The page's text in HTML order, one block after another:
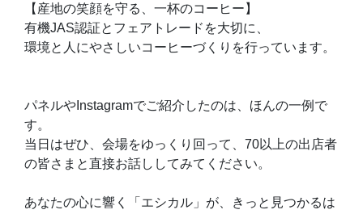
【産地の笑顔を守る、一杯のコーヒー】
有機JAS認証とフェアトレードを大切に、
環境と人にやさしいコーヒーづくりを行っています。
パネルやInstagramでご紹介したのは、ほんの一例で
す。
当日はぜひ、会場をゆっくり回って、70以上の出店者
の皆さまと直接お話ししてみてください。
あなたの心に響く「エシカル」が、きっと見つかるは